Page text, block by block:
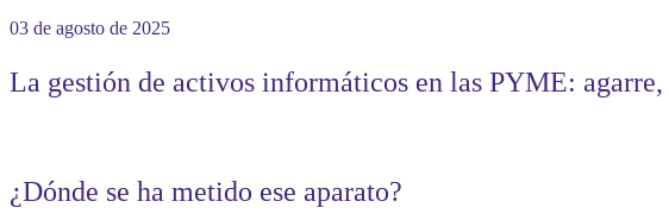
03 de agosto de 2025
La gestión de activos informáticos en las PYME:
¿Dónde se ha metido ese aparato?